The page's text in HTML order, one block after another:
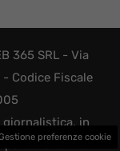
365 SRL - Via
- Codice Fiscale
giornalistica, in
Non
preferenze cookie